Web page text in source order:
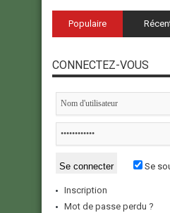
Populaire
CONNECTEZ-VOUS
Se
Inscription
Mot de passe perdu ?